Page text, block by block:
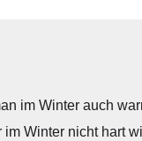
im Winter auch
Winter nicht hart